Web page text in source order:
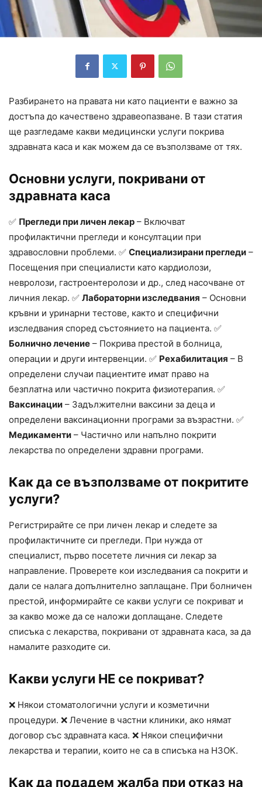
Разбирането на правата ни като пациенти е важно за
достъпа до качествено здравеопазване. В тази статия
ще разгледаме какви медицински услуги покрива
здравната каса и как можем да се възползваме от тях.
Основни услуги, покривани от
здравната каса
✅ Прегледи при личен лекар – Включват
профилактични прегледи и консултации при
здравословни проблеми. ✅ Специализирани прегледи –
Посещения при специалисти като кардиолози,
невролози, гастроентеролози и др., след насочване от
личния лекар. ✅ Лабораторни изследвания – Основни
кръвни и уринарни тестове, както и специфични
изследвания според състоянието на пациента. ✅
Болнично лечение – Покрива престой в болница,
операции и други интервенции. ✅ Рехабилитация – В
определени случаи пациентите имат право на
безплатна или частично покрита физиотерапия. ✅
Ваксинации – Задължителни ваксини за деца и
определени ваксинационни програми за възрастни. ✅
Медикаменти – Частично или напълно покрити
лекарства по определени здравни програми.
Как да се възползваме от покритите
услуги?
Регистрирайте се при личен лекар и следете за
профилактичните си прегледи. При нужда от
специалист, първо посетете личния си лекар за
направление. Проверете кои изследвания са покрити и
дали се налага допълнително заплащане. При болничен
престой, информирайте се какви услуги се покриват и
за какво може да се наложи доплащане. Следете
списъка с лекарства, покривани от здравната каса, за да
намалите разходите си.
Какви услуги НЕ се покриват?
❌ Някои стоматологични услуги и козметични
процедури. ❌ Лечение в частни клиники, ако нямат
договор със здравната каса. ❌ Някои специфични
лекарства и терапии, които не са в списъка на НЗОК.
Как да подадем жалба при отказ на